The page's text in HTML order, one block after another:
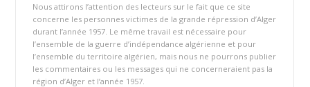
Nous attirons l’attention des lecteurs sur le fait que ce site
concerne les personnes victimes de la grande répression d’Alger
durant l’année 1957. Le même travail est nécessaire pour
l’ensemble de la guerre d’indépendance algérienne et pour
l’ensemble du territoire algérien, mais nous ne pourrons publier
les commentaires ou les messages qui ne concerneraient pas la
région d’Alger et l’année 1957.